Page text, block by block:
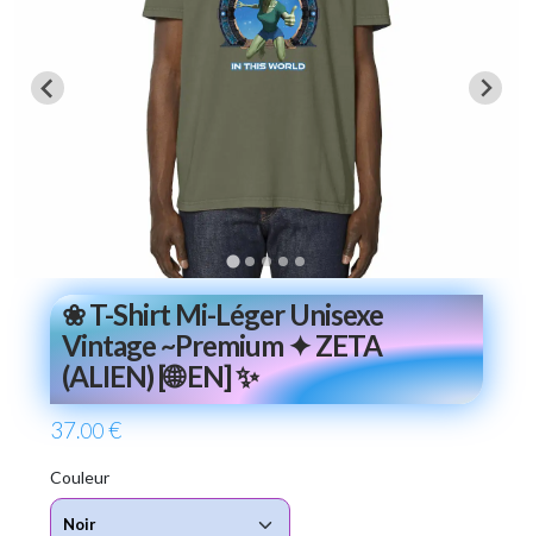
❀ T-Shirt Mi-Léger Unisexe
Vintage ~Premium ✦ ZETA
(ALIEN) [🌐 EN] ✨
37.00 €
Couleur